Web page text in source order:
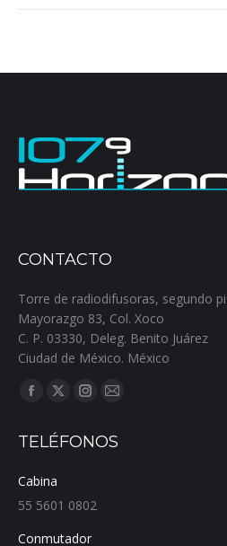
CONTACTO
Torre de radiodifusoras, segundo
Mayorazgo 83, Col. Xoco
C. P. 03330, Deleg. Benito Juárez
Ciudad de México. México
Encuéntranos en:
Facebook
opens
X
opens
Instagram
opens
Mail
opens
TELÉFONOS
Cabina
55 5601 0802
Conmutador